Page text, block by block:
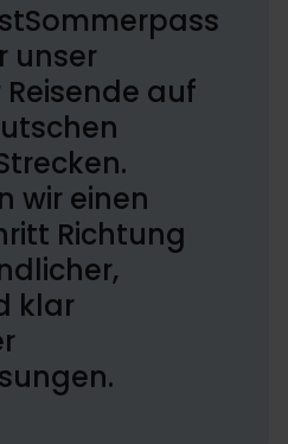
unser
auf
wir einen
Richtung
klar